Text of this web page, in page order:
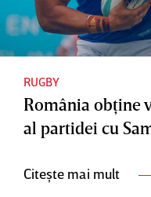
RUGBY
România obţine
al partidei cu
Citește mai mult